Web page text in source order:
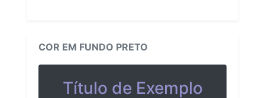
COR EM FUNDO PRETO
Título de Exemplo